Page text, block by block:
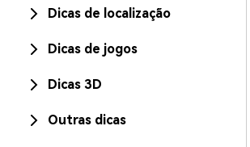
Dicas de localização
Dicas de jogos
Dicas 3D
Outras dicas